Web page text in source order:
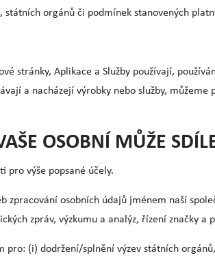
státních orgánů či podmínek stanovených
stránky, Aplikace a Služby používají,
a nacházejí výrobky nebo služby,
OSOBNÍ MŮŽE
pro výše popsané účely.
zpracování osobních údajů jménem naší
zpráv, výzkumu a analýz, řízení značky
pro: (i) dodržení/splnění výzev státních